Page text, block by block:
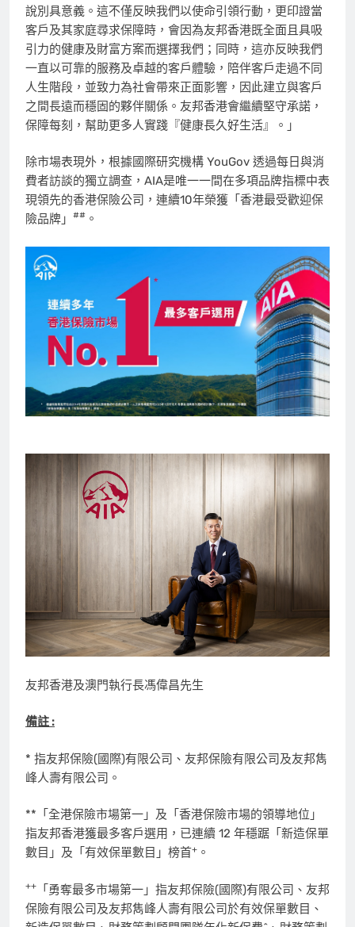
說別具意義。這不僅反映我們以使命引領行動，更印證當
客戶及其家庭尋求保障時，會因為友邦香港既全面且具吸
引力的健康及財富方案而選擇我們；同時，這亦反映我們
一直以可靠的服務及卓越的客戶體驗，陪伴客戶走過不同
人生階段，並致力為社會帶來正面影響，因此建立與客戶
之間長遠而穩固的夥伴關係。友邦香港會繼續堅守承諾，
保障每刻，幫助更多人實踐『健康長久好生活』。」
除市場表現外，根據國際研究機構 YouGov 透過每日與消
費者訪談的獨立調查，AIA是唯一一間在多項品牌指標中表
現領先的香港保險公司，連續10年榮獲「香港最受歡迎保
險品牌」
## 。
友邦香港及澳門執行長馮偉昌先生
備註 :
* 指友邦保險(國際)有限公司、友邦保險有限公司及友邦雋
峰人壽有限公司。
**「全港保險市場第一」及「香港保險市場的領導地位」
指友邦香港獲最多客戶選用，已連續 12 年穩踞「新造保單
數目」及「有效保單數目」榜首+ 。
++
「勇奪最多市場第一」指友邦保險(國際)有限公司、友邦
保險有限公司及友邦雋峰人壽有限公司於有效保單數目、